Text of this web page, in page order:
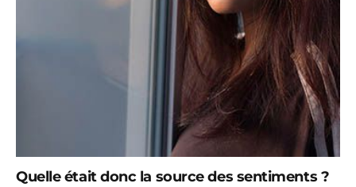
Quelle était donc la source des sentiments ?